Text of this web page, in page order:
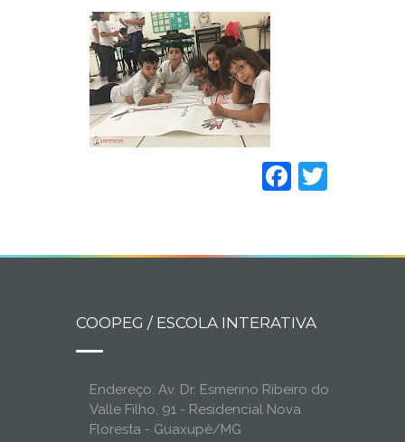
COOPEG / ESCOLA INTERATIVA
Endereço: Av. Dr. Esmerino Ribeiro do
Valle Filho, 91 - Residencial Nova
Floresta - Guaxupé/MG